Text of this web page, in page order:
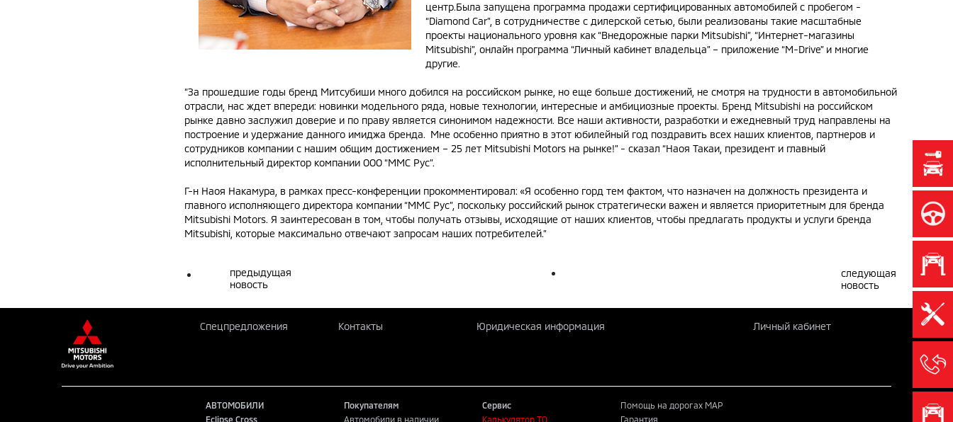
центр.Была запущена программа продажи сертифицированных автомобилей с пробегом -
“Diamond Car”, в сотрудничестве с дилерской сетью, были реализованы такие масштабные
проекты национального уровня как “Внедорожные парки Mitsubishi”, “Интернет-магазины
Mitsubishi”, онлайн программа “Личный кабинет владельца” – приложение “M-Drive” и многие
другие.
“За прошедшие годы бренд Митсубиши много добился на российском рынке, но еще больше достижений, не смотря на трудности в автомобильной
отрасли, нас ждет впереди: новинки модельного ряда, новые технологии, интересные и амбициозные проекты. Бренд Mitsubishi на российском
рынке давно заслужил доверие и по праву является синонимом надежности. Все наши активности, разработки и ежедневный труд направлены на
построение и удержание данного имиджа бренда. Мне особенно приятно в этот юбилейный год поздравить всех наших клиентов, партнеров и
сотрудников компании с нашим общим достижением – 25 лет Mitsubishi Motors на рынке!” - сказал “Наоя Такаи, президент и главный
исполнительный директор компании ООО “ММС Рус”.
Г-н Наоя Накамура, в рамках пресс-конференции прокомментировал: «Я особенно горд тем фактом, что назначен на должность президента и
главного исполняющего директора компании “ММС Рус”, поскольку российский рынок стратегически важен и является приоритетным для бренда
Mitsubishi Motors. Я заинтересован в том, чтобы получать отзывы, исходящие от наших клиентов, чтобы предлагать продукты и услуги бренда
Mitsubishi, которые максимально отвечают запросам наших потребителей.”
предыдущая
новость
следующая
новость
Спецпредложения Контакты Юридическая информация Личный кабинет
АВТОМОБИЛИ
Eclipse Cross
Покупателям
Автомобили в наличии
Сервис
Калькулятор ТО
Помощь на дорогах MAP
Гарантия